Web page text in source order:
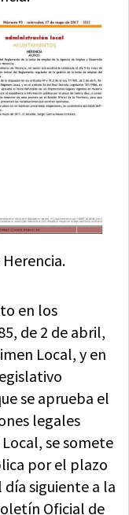
en los
de 2 de abril,
Local, y en
se aprueba el
legales
se somete
por el plazo
siguiente a la
Oficial de